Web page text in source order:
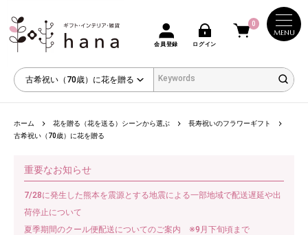
MENU
会員登録 ログイン
0
ホーム 花を贈る（花を送る）シーンから選ぶ
長寿祝いのフラワーギフト
古希祝い（70歳）に花を贈る
重要なお知らせ
7/28に発生した熊本を震源とする地震による一部地域で配送遅延や出
荷停止について
夏季期間のクール便配送についてのご案内 ※9月下旬頃まで